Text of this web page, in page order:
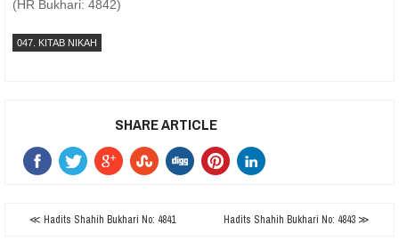
(HR Bukhari: 4842)
047. KITAB NIKAH
SHARE ARTICLE
≪ Hadits Shahih Bukhari No: 4841 Hadits Shahih Bukhari No: 4843 ≫